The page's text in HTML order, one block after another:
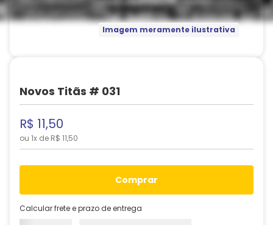
Imagem meramente ilustrativa
Novos Titãs # 031
R$ 11,50
ou 1x de R$ 11,50
comprar
Calcular frete e prazo de entrega